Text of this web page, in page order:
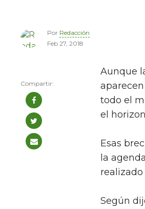
Por Redacción
Feb 27, 2018
Aunque
todo el
el
Esas
la
realizado
Según